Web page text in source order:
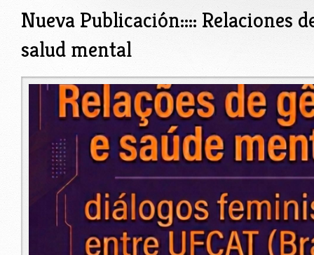
Nueva Publicación:::: Relaciones
salud mental
libro_imagen.png